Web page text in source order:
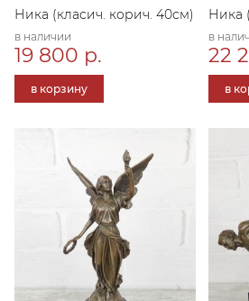
Ника (класич. корич. 40см)
в наличии
19 800 р.
в корзину
Ника
в
22
в